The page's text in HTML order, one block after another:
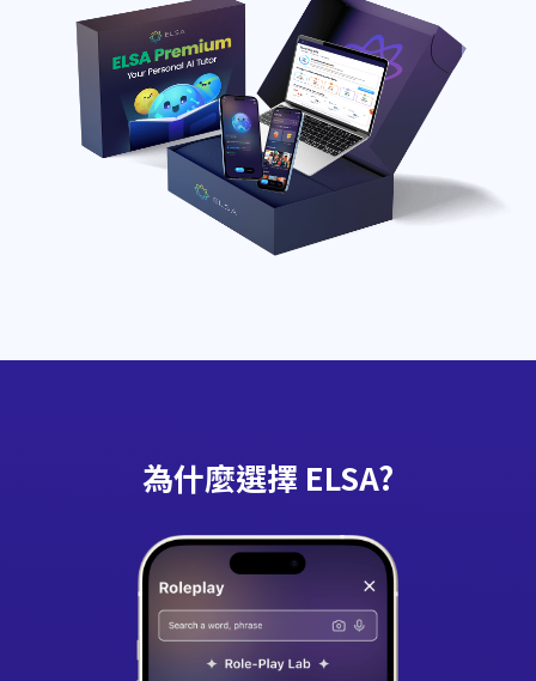
為什麼選擇 ELSA?